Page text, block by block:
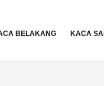
BELAKANG KACA